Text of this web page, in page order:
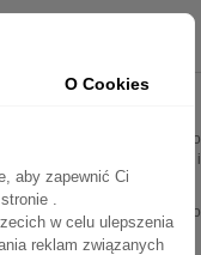
i sprawdzone. Dodatkowo
w sprawach instalacji i
potrzeb. Zapraszamy do
O Cookies
aby zapewnić Ci
.
w celu ulepszenia
reklam związanych